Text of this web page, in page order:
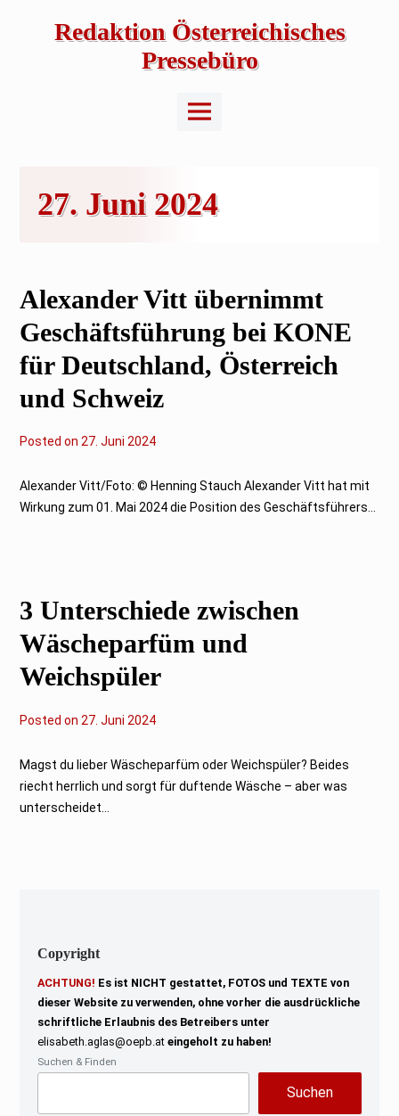
Redaktion Österreichisches
Pressebüro
Main
Menu
27. Juni 2024
Alexander Vitt übernimmt
Geschäftsführung bei KONE
für Deutschland, Österreich
und Schweiz
Posted on2
J
n
27. Juni 2024
Alexander Vitt/Foto: © Henning Stauch Alexander Vitt hat mit
Wirkung zum 01. Mai 2024 die Position des Geschäftsführers...
3 Unterschiede zwischen
Wäscheparfüm und
Weichspüler
Posted on 2
J
n
i
27. Juni 2024
Magst du lieber Wäscheparfüm oder Weichspüler? Beides
riecht herrlich und sorgt für duftende Wäsche – aber was
unterscheidet...
Copyright
ACHTUNG! Es ist NICHT gestattet, FOTOS und TEXTE von
dieser Website zu verwenden, ohne vorher die ausdrückliche
schriftliche Erlaubnis des Betreibers unter
elisabeth.aglas@oepb.at eingeholt zu haben!
Suchen & Finden
Suchen